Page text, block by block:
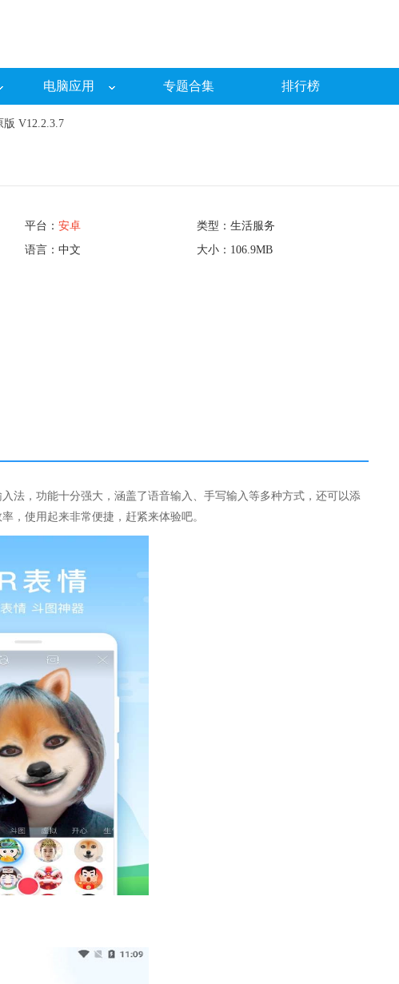
电脑应用 专题合集 排行榜
V12.2.3.7
平台： 安卓
类型：生活服务
语言：中文 大小：106.9MB
法，功能十分强大，涵盖了语音输入、手写输入等多种方式，还可以添
，使用起来非常便捷，赶紧来体验吧。